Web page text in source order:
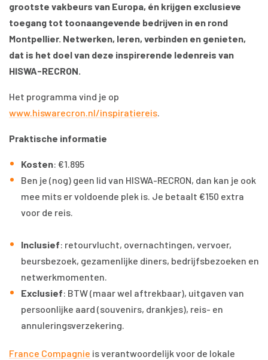
grootste vakbeurs van Europa, én krijgen exclusieve
toegang tot toonaangevende bedrijven in en rond
Montpellier. Netwerken, leren, verbinden en genieten,
dat is het doel van deze inspirerende ledenreis van
HISWA-RECRON.
Het programma vind je op
www.hiswarecron.nl/inspiratiereis.
Praktische informatie
Kosten: €1.895
Ben je (nog) geen lid van HISWA-RECRON, dan kan je ook
mee mits er voldoende plek is. Je betaalt €150 extra
voor de reis.
Inclusief: retourvlucht, overnachtingen, vervoer,
beursbezoek, gezamenlijke diners, bedrijfsbezoeken en
netwerkmomenten.
Exclusief: BTW (maar wel aftrekbaar), uitgaven van
persoonlijke aard (souvenirs, drankjes), reis- en
annuleringsverzekering.
France Compagnie is verantwoordelijk voor de lokale